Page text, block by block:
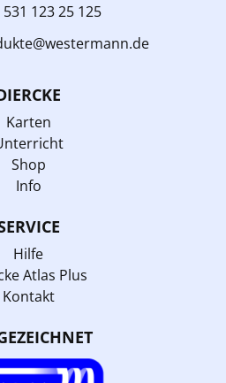
531 123 25 125
Karten
Shop
Info
Hilfe
Atlas Plus
Kontakt